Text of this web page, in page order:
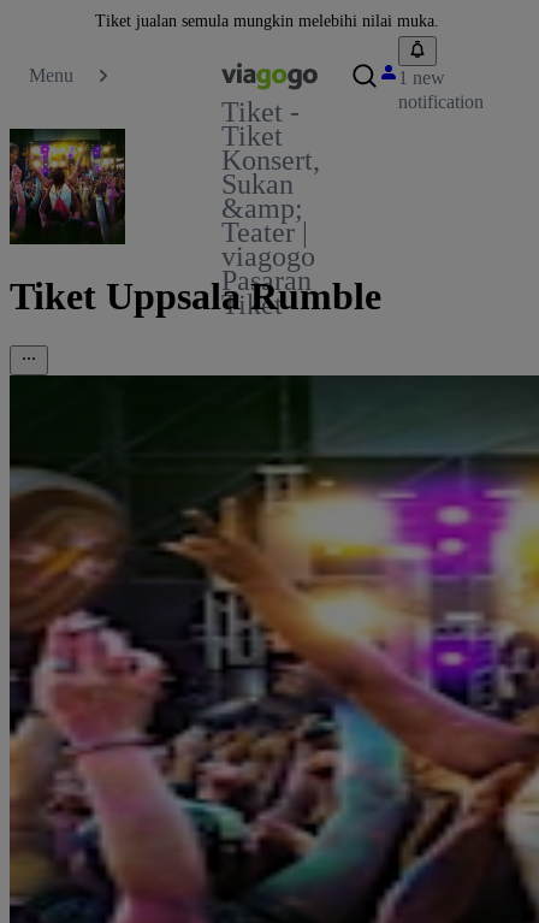
Tiket jualan semula mungkin melebihi nilai muka.
Menu
Tiket -
Tiket
Konsert,
Sukan
&amp;
Teater |
viagogo
Pasaran
Tiket
1 new
notification
Tiket Uppsala Rumble